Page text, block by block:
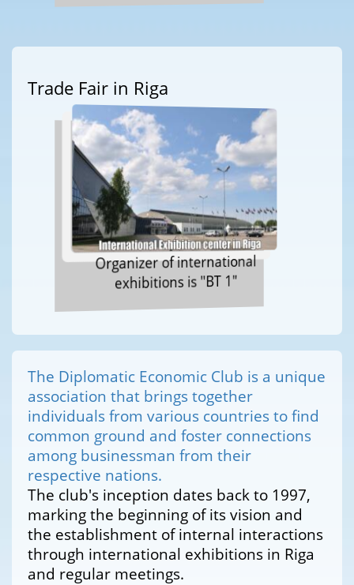
Trade Fair in Riga
Organizer of international
exhibitions is "BT 1"
The Diplomatic Economic Club is a unique
association that brings together
individuals from various countries to find
common ground and foster connections
among businessman from their
respective nations.
The club's inception dates back to 1997,
marking the beginning of its vision and
the establishment of internal interactions
through international exhibitions in Riga
and regular meetings.